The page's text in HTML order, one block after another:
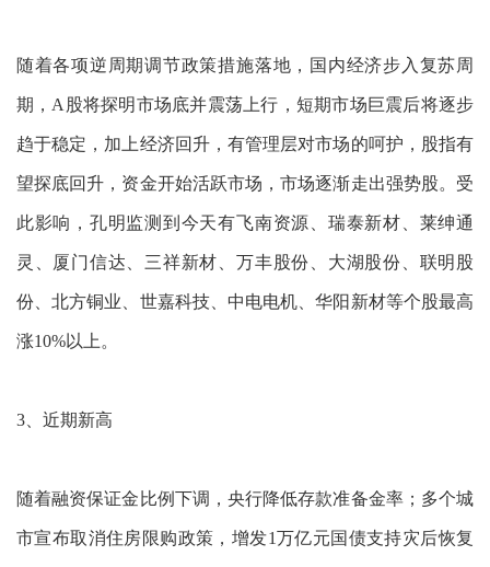
随着各项逆周期调节政策措施落地，国内经济步入复苏周
期，A股将探明市场底并震荡上行，短期市场巨震后将逐步
趋于稳定，加上经济回升，有管理层对市场的呵护，股指有
望探底回升，资金开始活跃市场，市场逐渐走出强势股。受
此影响，孔明监测到今天有飞南资源、瑞泰新材、莱绅通
灵、厦门信达、三祥新材、万丰股份、大湖股份、联明股
份、北方铜业、世嘉科技、中电电机、华阳新材等个股最高
涨10%以上。
3、近期新高
随着融资保证金比例下调，央行降低存款准备金率；多个城
市宣布取消住房限购政策，增发1万亿元国债支持灾后恢复